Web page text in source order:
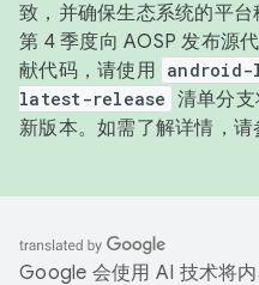
致，并确保生态系统的平
第 4 季度向 AOSP 发布源
献代码，请使用
latest-release 清单分
新版本。如需了解详情，请
Google 会使用 AI 技术将